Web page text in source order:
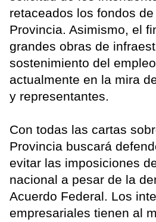
retaceados los fondos
Provincia. Asimismo, el
grandes obras de
sostenimiento del
actualmente en la mira
y representantes.
Con todas las cartas
Provincia buscará
evitar las imposiciones
nacional a pesar de la
Acuerdo Federal. Los
empresariales tienen al